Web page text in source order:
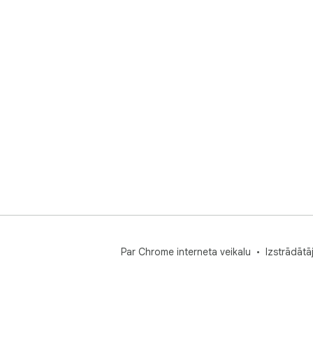
Par Chrome interneta veikalu